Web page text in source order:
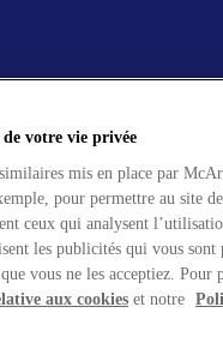
votre vie privée
mis en place par
pour permettre au site
ceux qui analysent
les publicités qui vous sont
vous ne les acceptiez. Pour
aux cookies et notre